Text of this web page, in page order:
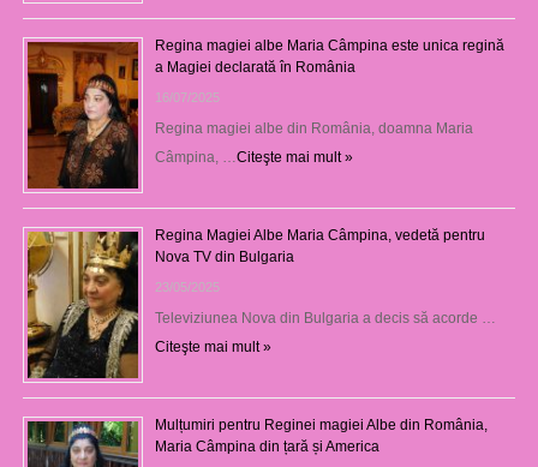
Regina magiei albe Maria Câmpina este unica regină
a Magiei declarată în România
16/07/2025
Regina magiei albe din România, doamna Maria
Câmpina, …Citeşte mai mult »
Regina Magiei Albe Maria Câmpina, vedetă pentru
Nova TV din Bulgaria
23/05/2025
Televiziunea Nova din Bulgaria a decis să acorde …
Citeşte mai mult »
Mulțumiri pentru Reginei magiei Albe din România,
Maria Câmpina din țară și America